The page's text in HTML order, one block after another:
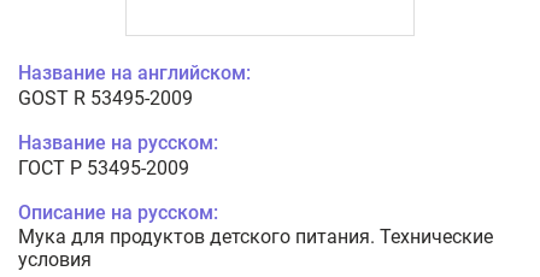
Название на английском:
GOST R 53495-2009
Название на русском:
ГОСТ Р 53495-2009
Описание на русском:
Мука для продуктов детского питания. Технические
условия